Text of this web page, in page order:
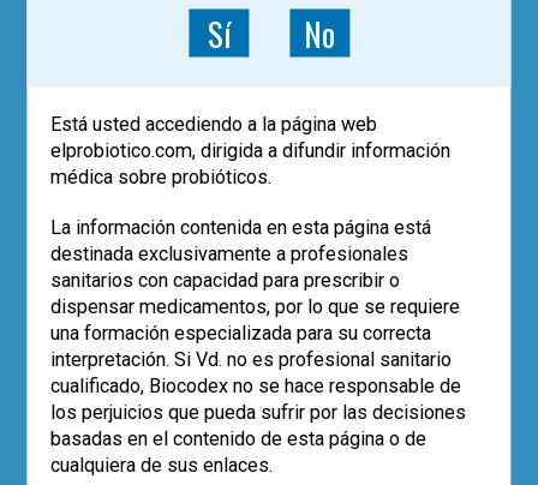
ACTUALÍZATE | ARTÍCULOS
¿Existe consenso en la
definición de prebióticos?
Dra. Teresa Requena Rolanía
La ISAPP ha publicado una nueva
definición del término prebiótico.
Revisamos esta nueva definición así
Sí No
Está usted accediendo a la página web
elprobiotico.com, dirigida a difundir información
médica sobre probióticos.
La información contenida en esta página está
destinada exclusivamente a profesionales
sanitarios con capacidad para prescribir o
dispensar medicamentos, por lo que se requiere
una formación especializada para su correcta
interpretación. Si Vd. no es profesional sanitario
cualificado, Biocodex no se hace responsable de
los perjuicios que pueda sufrir por las decisiones
basadas en el contenido de esta página o de
cualquiera de sus enlaces.